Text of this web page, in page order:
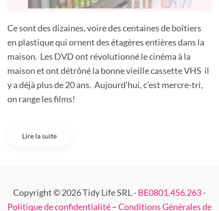
Ce sont des dizaines, voire des centaines de boîtiers
en plastique qui ornent des étagères entières dans la
maison. Les DVD ont révolutionné le cinéma à la
maison et ont détrôné la bonne vieille cassette VHS il
y a déjà plus de 20 ans. Aujourd’hui, c’est mercre-tri,
on range les films!
Lire la suite
Copyright © 2026 Tidy Life SRL -BE0801.456.263-
Politique de confidentialité–Conditions Générales de